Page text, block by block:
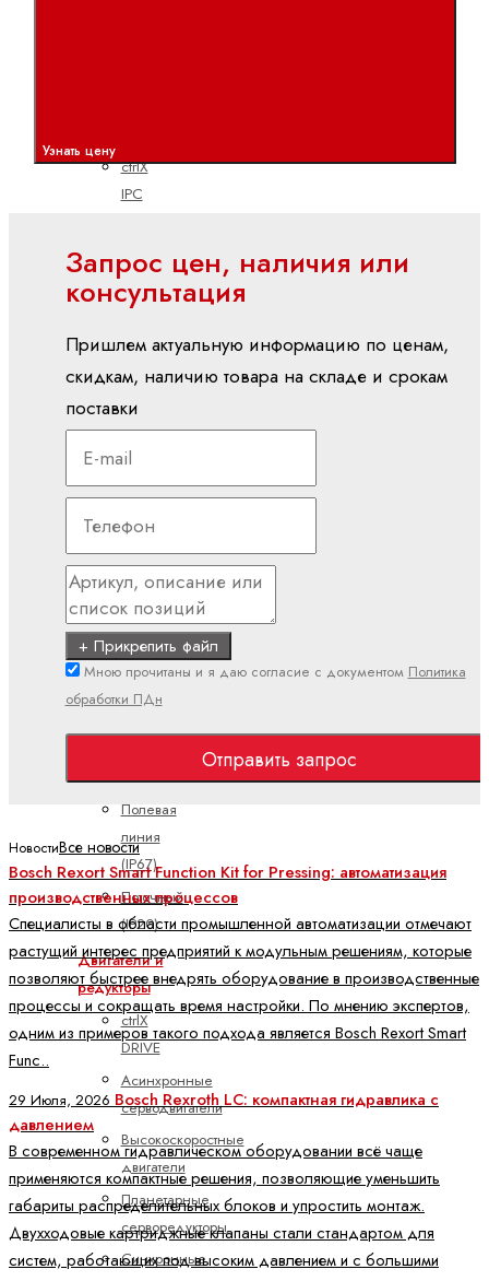
ctrlX
IPC
ctrlX
PLC
Показать
все
Встроенные
системы
управления
CML
ctrlX
CORE
XM
YM
вх./вых (I/O)
S20
(IP65/IP67)
Полевая
линия
(IP67)
Поточный
(IP20)
Двигатели и
редукторы
ctrlX
DRIVE
Асинхронные
серводвигатели
Высокоскоростные
двигатели
Планетарные
серворедукторы
Синхронные
Узнать цену
Запрос цен, наличия или
консультация
Пришлем актуальную информацию по ценам,
скидкам, наличию товара на складе и срокам
поставки
+ Прикрепить файл
Мною прочитаны и я даю согласие с документом Политика
обработки ПДн
Отправить запрос
НовостиВсе новости
Bosch Rexort Smart Function Kit for Pressing: автоматизация
производственных процессов
Специалисты в области промышленной автоматизации отмечают
растущий интерес предприятий к модульным решениям, которые
позволяют быстрее внедрять оборудование в производственные
процессы и сокращать время настройки. По мнению экспертов,
одним из примеров такого подхода является Bosch Rexort Smart
Func..
29 Июля, 2026 Bosch Rexroth LC: компактная гидравлика с
давлением
В современном гидравлическом оборудовании всё чаще
применяются компактные решения, позволяющие уменьшить
габариты распределительных блоков и упростить монтаж.
Двухходовые картриджные клапаны стали стандартом для
систем, работающих под высоким давлением и с большими